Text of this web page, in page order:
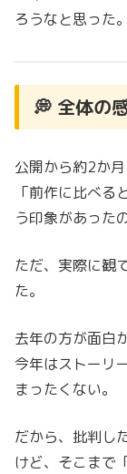
ろうなと思った。
💭 全体の
公開から約2か月
「前作に比べる
う印象があった
ただ、実際に観
た。
去年の方が面白
今年はストーリ
まったくない。
だから、批判し
けど、そこまで